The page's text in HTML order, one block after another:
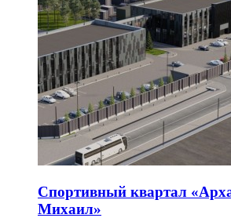
Спортивный квартал
Михаил»